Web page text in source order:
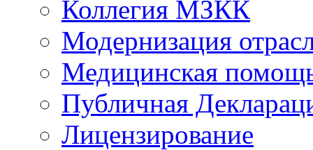
Коллегия МЗКК
Модернизация
Медицинская
Публичная
Лицензирование